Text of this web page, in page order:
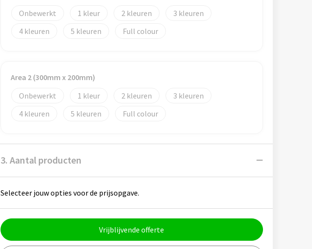
Onbewerkt
1 2
3
4
5 Full colour
Area 2 (300mm x 200mm)
Onbewerkt
1 2
3
4
5 Full colour
3. Aantal producten
Selecteer jouw opties voor de prijsopgave.
Vrijblijvende offerte